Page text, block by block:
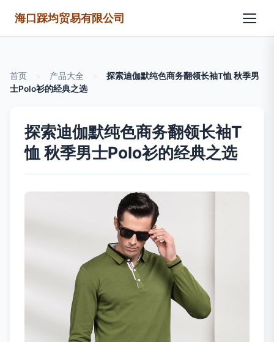
海口踩均贸易有限公司
首页 产品大全
探索迪伽默纯色商务翻领长袖T恤 秋季男
士Polo衫的经典之选
探索迪伽默纯色商务翻领长袖T
恤 秋季男士Polo衫的经典之选